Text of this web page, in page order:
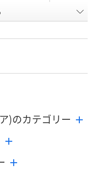
（水）まで 9月2日（水）
カゴへ カ
)のカテゴリー